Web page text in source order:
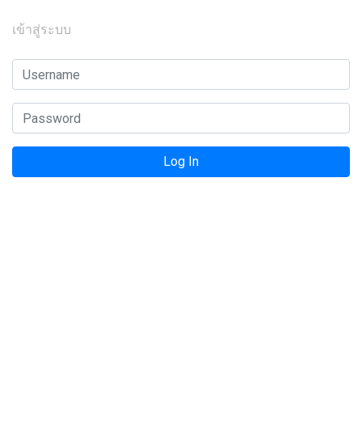
เข้าสู่ระบบ